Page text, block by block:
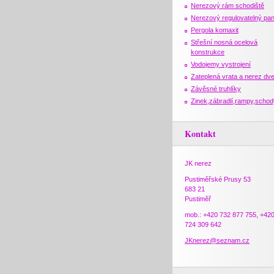
Nerezový rám schodiště
Nerezový regulovatelný
Pergola komaxit
Střešní nosná ocelová
konstrukce
Vodojemy vystrojení
Zateplená vrata a nerez
Závěsné truhlíky
Kontakt
JK nerez
Pustiměřské Prusy 53
683 21
Pustiměř
mob.: +420 732 877 755, +420
724 309 642
JKnerez@seznam.cz